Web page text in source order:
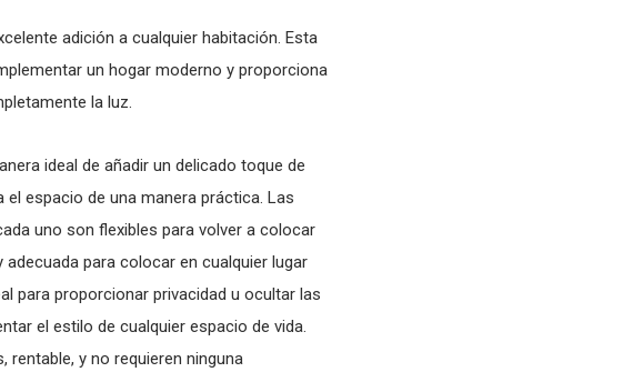
adición a cualquier habitación. Esta
un hogar moderno y proporciona
la luz.
ideal de añadir un delicado toque de
espacio de una manera práctica. Las
uno son flexibles para volver a colocar
para colocar en cualquier lugar
para proporcionar privacidad u ocultar las
el estilo de cualquier espacio de vida.
y no requieren ninguna